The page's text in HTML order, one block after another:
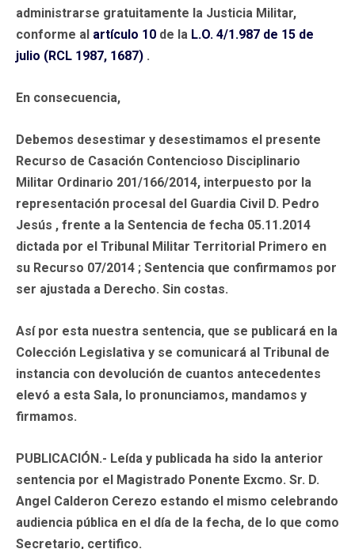
administrarse gratuitamente la Justicia Militar,
conforme al artículo 10 de la L.O. 4/1.987 de 15 de
julio (RCL 1987, 1687) .
En consecuencia,
Debemos desestimar y desestimamos el presente
Recurso de Casación Contencioso Disciplinario
Militar Ordinario 201/166/2014, interpuesto por la
representación procesal del Guardia Civil D. Pedro
Jesús , frente a la Sentencia de fecha 05.11.2014
dictada por el Tribunal Militar Territorial Primero en
su Recurso 07/2014 ; Sentencia que confirmamos por
ser ajustada a Derecho. Sin costas.
Así por esta nuestra sentencia, que se publicará en la
Colección Legislativa y se comunicará al Tribunal de
instancia con devolución de cuantos antecedentes
elevó a esta Sala, lo pronunciamos, mandamos y
firmamos.
PUBLICACIÓN.- Leída y publicada ha sido la anterior
sentencia por el Magistrado Ponente Excmo. Sr. D.
Angel Calderon Cerezo estando el mismo celebrando
audiencia pública en el día de la fecha, de lo que como
Secretario, certifico.